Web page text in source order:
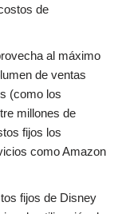
de
al máximo
de ventas
(como los
millones de
fijos los
como Amazon
fijos de Disney